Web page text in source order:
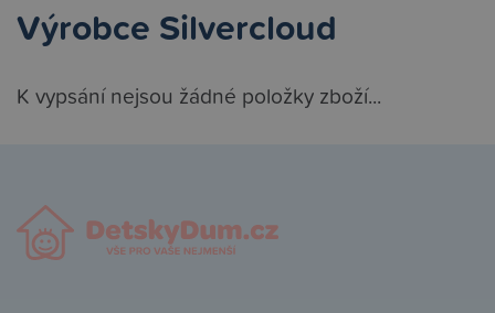
Výrobce Silvercloud
K vypsání nejsou žádné položky zboží...